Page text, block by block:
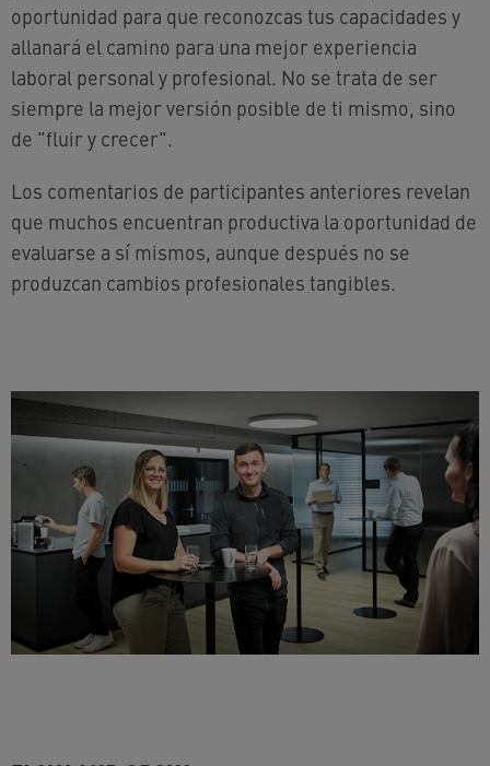
oportunidad para que reconozcas tus capacidades y
allanará el camino para una mejor experiencia
laboral personal y profesional. No se trata de ser
siempre la mejor versión posible de ti mismo, sino
de "fluir y crecer".
Los comentarios de participantes anteriores revelan
que muchos encuentran productiva la oportunidad de
evaluarse a sí mismos, aunque después no se
produzcan cambios profesionales tangibles.